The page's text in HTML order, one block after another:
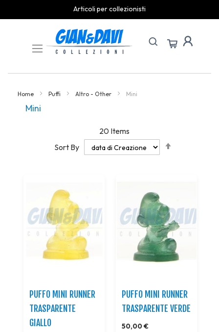
Articoli per collezionisti
Content
Home Puffi Altro - Other Mini
Mini
20 Items
Sort By
PUFFO MINI RUNNER
TRASPARENTE
GIALLO
PUFFO MINI RUNNER
TRASPARENTE VERDE
50,00 €